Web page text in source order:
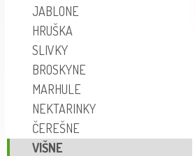
JABLONE
HRUŠKA
SLIVKY
BROSKYNE
MARHULE
NEKTARINKY
ČEREŠNE
VIŠNE